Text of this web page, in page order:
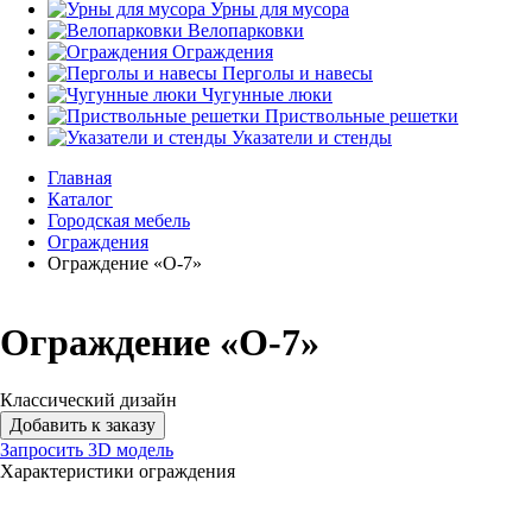
Урны для мусора
Велопарковки
Ограждения
Перголы и навесы
Чугунные люки
Приствольные решетки
Указатели и стенды
Главная
Каталог
Городская мебель
Ограждения
Ограждение «О-7»
Ограждение «О-7»
Классический дизайн
Добавить к заказу
Запросить 3D модель
Характеристики ограждения